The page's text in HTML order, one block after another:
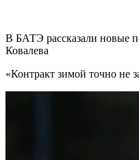
В БАТЭ рассказали новые
Ковалева
«Контракт зимой точно не